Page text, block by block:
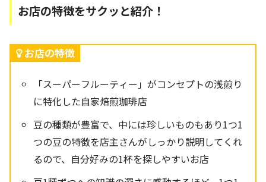
お店の特徴をサクッと紹介！
お店の特徴
「スーパーフルーティー」がコンセプトの浅煎り
に特化した自家焙煎珈琲店
豆の種類が豊富で、中には珍しいものもあり1つ1
つの豆の特徴を店主さんがしっかり説明してくれ
るので、自分好みの1杯を探しやすいお店